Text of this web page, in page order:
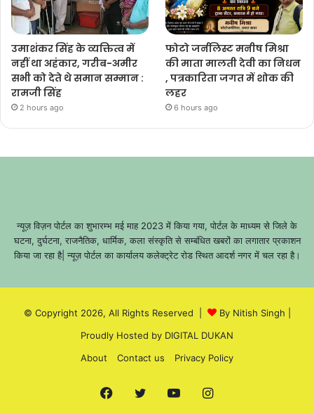
उमाशंकर सिंह के व्यक्तित्व में
नहीं था अहंकार, गरीब-अमीर
सभी को देते थे समान सम्मान :
रामजी सिंह
2 hours ago
फोटो जर्नलिस्ट मनीष मिश्रा
की माता मालती देवी का निधन
, पत्रकारिता जगत में शोक की
लहर
6 hours ago
न्यूज़ विज़न पोर्टल का शुभारम्भ मई माह 2023 में किया गया, पोर्टल के माध्यम से जिले के
घटना, दुर्घटना, राजनैतिक, धार्मिक, कला संस्कृति से सम्बंधित खबरों का लगातार प्रकाशन
किया जा रहा है| न्यूज़ पोर्टल का कार्यालय कलेक्ट्रेट रोड स्थित आदर्श नगर में चल रहा है।
© Copyright 2026, All Rights Reserved | By Nitish Singh
Proudly Hosted by DIGITAL DUKAN
About
Contact us Privacy Policy
Facebook
Twitter YouTubeInstagram